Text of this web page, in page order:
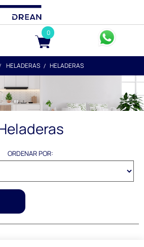
0
HELADERAS HELADERAS
ORDENAR POR: